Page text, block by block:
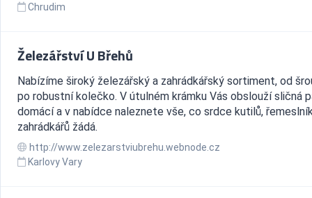
Chrudim
Železářství U Břehů
Nabízíme široký železářský a zahrádkářský sortiment, od
po robustní kolečko. V útulném krámku Vás obslouží sličná
domácí a v nabídce naleznete vše, co srdce kutilů,
zahrádkářů žádá.
http://www.zelezarstviubrehu.webnode.cz
Karlovy Vary